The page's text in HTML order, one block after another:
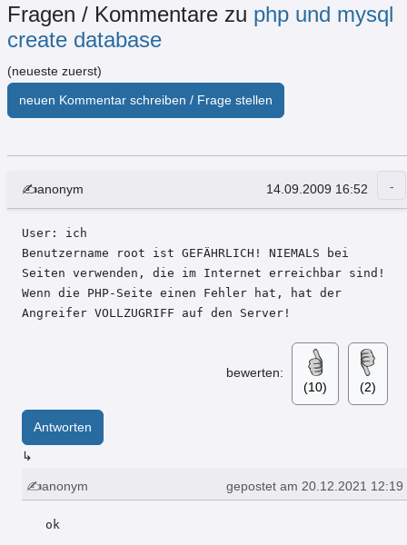
Fragen / Kommentare zu php und mysql
create database
(neueste zuerst)
neuen Kommentar schreiben / Frage stellen
✍anonym 14.09.2009 16:52
User: ich
Benutzername root ist GEFÄHRLICH! NIEMALS bei
Seiten verwenden, die im Internet erreichbar sind!
Wenn die PHP-Seite einen Fehler hat, hat der
Angreifer VOLLZUGRIFF auf den Server!
bewerten:
(10)
(2)
Antworten
↳
✍anonym gepostet am 20.12.2021 12:19
ok